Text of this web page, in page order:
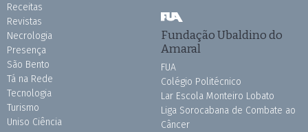
Receitas
Revistas
Necrologia
Presença
São Bento
Tá na Rede
Tecnologia
Turismo
Uniso Ciência
Fundação Ubaldino do
Amaral
FUA
Colégio Politécnico
Lar Escola Monteiro Lobato
Liga Sorocabana de Combate ao
Câncer